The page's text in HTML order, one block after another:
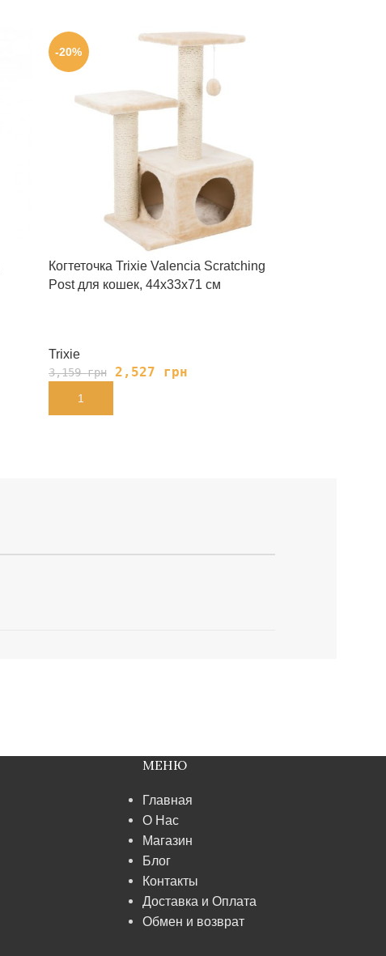
-20%
Когтеточка Trixie Valencia Scratching
Post для кошек, 44х33х71 см
Trixie
3,159грн 2,527 грн
В КОРЗИНУ
МЕНЮ
Главная
О Нас
Магазин
Блог
Контакты
Доставка и Оплата
Обмен и возврат